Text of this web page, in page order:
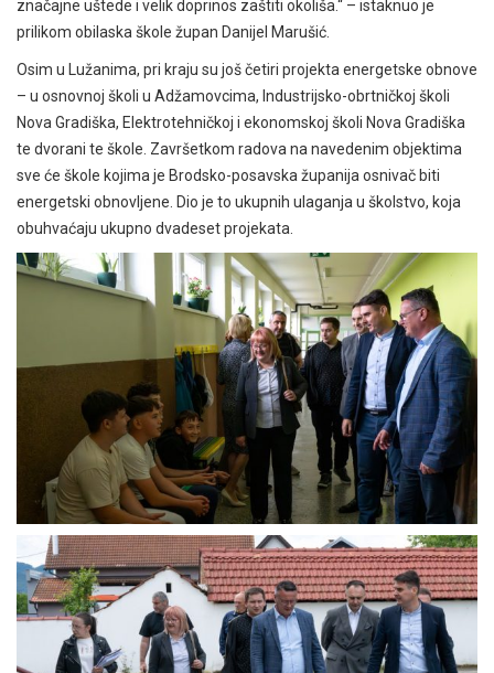
značajne uštede i velik doprinos zaštiti okoliša.“ – istaknuo je
prilikom obilaska škole župan Danijel Marušić.
Osim u Lužanima, pri kraju su još četiri projekta energetske obnove
– u osnovnoj školi u Adžamovcima, Industrijsko-obrtničkoj školi
Nova Gradiška, Elektrotehničkoj i ekonomskoj školi Nova Gradiška
te dvorani te škole. Završetkom radova na navedenim objektima
sve će škole kojima je Brodsko-posavska županija osnivač biti
energetski obnovljene. Dio je to ukupnih ulaganja u školstvo, koja
obuhvaćaju ukupno dvadeset projekata.